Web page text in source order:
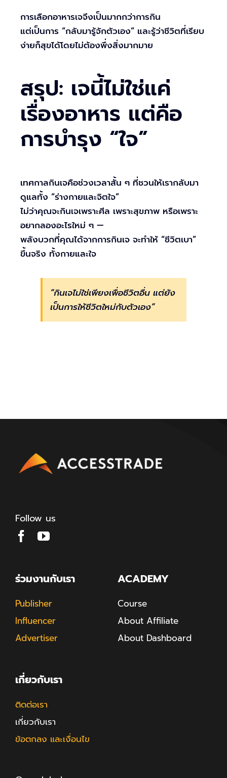
การเลือกอาหารเจจึงเป็นมากกว่าการกิน
แต่เป็นการ “กลับมารู้จักตัวเอง” และรู้ว่าชีวิตที่เรียบ
ง่ายก็สุขได้โดยไม่ต้องพึ่งสิ่งมากมาย
สรุป: เจนี้ไม่ใช่แค่
เรื่องอาหาร แต่คือ
การบำรุง “ใจ”
เทศกาลกินเจคือช่วงเวลาสั้น ๆ ที่ชวนให้เรากลับมา
ดูแลทั้ง “ร่างกายและจิตใจ”
ไม่ว่าคุณจะกินเจเพราะศีล เพราะสุขภาพ หรือเพราะ
อยากลองอะไรใหม่ ๆ —
พลังบวกที่คุณได้จากการกินเจ จะทำให้ “ชีวิตเบา”
ขึ้นจริง ทั้งกายและใจ
“กินเจไม่ใช่เพียงเพื่อชีวิตอื่น แต่ยัง
เป็นการให้ชีวิตใหม่กับตัวเอง”
Follow us
ร่วมงานกับเรา
Publisher
Influencer
Advertiser
ACADEMY
Course
About Affiliate
About Dashboard
เกี่ยวกับเรา
ติดต่อเรา
เกี่ยวกับเรา
ข้อตกลง และเงื่อนไข